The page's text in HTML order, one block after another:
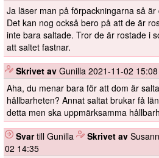
Ja läser man på förpackningarna så är
Det kan nog också bero på att de är
inte bara saltade. Tror de är rostade i
att saltet fastnar.
Skrivet av Gunilla 2021-11-02 15:08
Aha, du menar bara för att dom är
hållbarheten? Annat saltat brukar få
detta men ska uppmärksamma
Svartill Gunilla Skrivet av
02 14:35